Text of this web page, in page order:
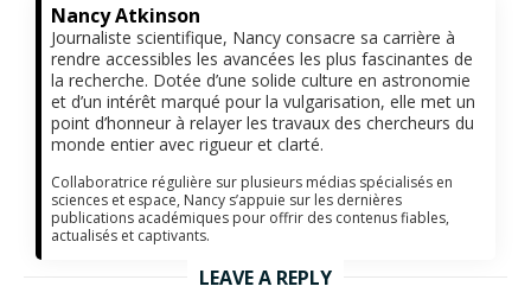
Nancy Atkinson
Journaliste scientifique, Nancy consacre sa carrière à
rendre accessibles les avancées les plus fascinantes de
la recherche. Dotée d’une solide culture en astronomie
et d’un intérêt marqué pour la vulgarisation, elle met un
point d’honneur à relayer les travaux des chercheurs du
monde entier avec rigueur et clarté.
Collaboratrice régulière sur plusieurs médias spécialisés en
sciences et espace, Nancy s’appuie sur les dernières
publications académiques pour offrir des contenus fiables,
actualisés et captivants.
LEAVE A REPLY